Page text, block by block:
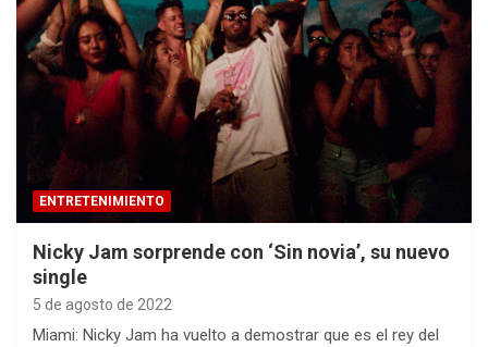
ENTRETENIMIENTO
Nicky Jam sorprende con ‘Sin novia’, su nuevo
single
5 de agosto de 2022
Miami: Nicky Jam ha vuelto a demostrar que es el rey del